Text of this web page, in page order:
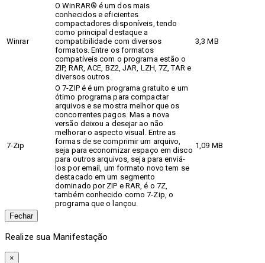
Winrar
O WinRAR® é um dos mais
conhecidos e eficientes
compactadores disponíveis, tendo
como principal destaque a
compatibilidade com diversos
formatos. Entre os formatos
compatíveis com o programa estão o
ZIP, RAR, ACE, BZ2, JAR, LZH, 7Z, TAR e
diversos outros.
3,3 MB
7-Zip
O 7-ZIP é é um programa gratuito e um
ótimo programa para compactar
arquivos e se mostra melhor que os
concorrentes pagos. Mas a nova
versão deixou a desejar ao não
melhorar o aspecto visual. Entre as
formas de se comprimir um arquivo,
seja para economizar espaço em disco
para outros arquivos, seja para enviá-
los por email, um formato novo tem se
destacado em um segmento
dominado por ZIP e RAR, é o 7Z,
também conhecido como 7-Zip, o
programa que o lançou.
1,09 MB
Fechar
Realize sua Manifestação
×